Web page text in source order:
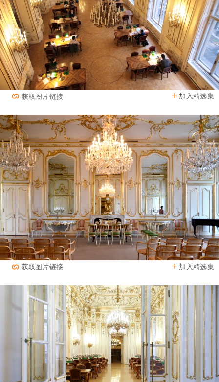
加入精选集
获取图片链接
加入精选集
获取图片链接